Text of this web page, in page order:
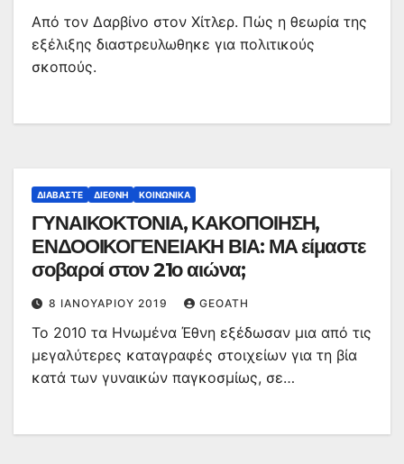
Από τον Δαρβίνο στον Χίτλερ. Πώς η θεωρία της
εξέλιξης διαστρευλωθηκε για πολιτικούς
σκοπούς.
ΔΙΑΒΆΣΤΕ ΔΙΕΘΝΉ ΚΟΙΝΩΝΙΚΆ
ΓΥΝΑΙΚΟΚΤΟΝΙΑ, ΚΑΚΟΠΟΙΗΣΗ,
ΕΝΔΟΟΙΚΟΓΕΝΕΙΑΚΗ ΒΙΑ: ΜΑ είμαστε
σοβαροί στον 21ο αιώνα;
8 ΙΑΝΟΥΑΡΊΟΥ 2019 GEOATH
Το 2010 τα Ηνωμένα Έθνη εξέδωσαν μια από τις
μεγαλύτερες καταγραφές στοιχείων για τη βία
κατά των γυναικών παγκοσμίως, σε…